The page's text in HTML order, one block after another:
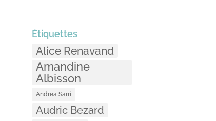
Étiquettes
Alice Renavand
Amandine
Albisson
Andrea Sarri
Audric Bezard